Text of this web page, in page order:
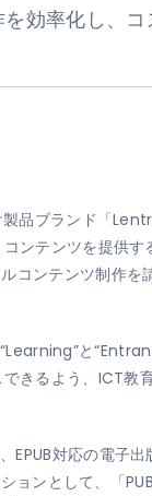
効率化し、コ
製品ブランド「
ンテンツを提供す
コンテンツ制作を
と
きるよう、ICT教
EPUB対応の電子
ンとして、「